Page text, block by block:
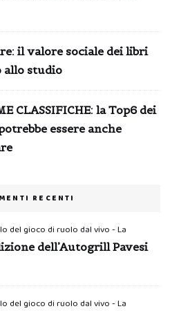
il valore sociale dei libri
allo studio
CLASSIFICHE: la Top6 dei
essere anche
RECENTI
del gioco di ruolo dal vivo - La
dell’Autogrill Pavesi
del gioco di ruolo dal vivo - La